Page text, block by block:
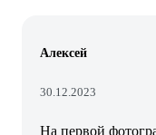
Алексей
30.12.2023
На первой